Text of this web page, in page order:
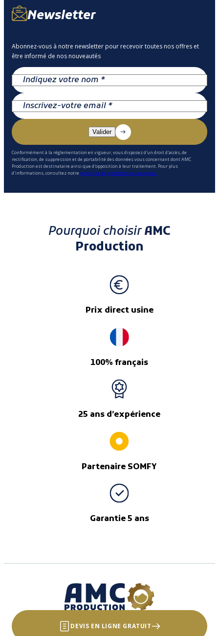
Newsletter
Abonnez-vous à notre newsletter pour recevoir toutes nos offres et
être informé de nos nouveautés
Conformément à la réglementation en vigueur, vous disposez d'un droit d'accès, de
rectification, de suppression et de portabilité des données vous concernant dont AMC
Production est destinataire ainsi que d'opposition à leur traitement. Pour plus
d'informations, consultez notre politique de protection des données.
Pourquoi choisirAMC
Production
Prix direct usine
100% français
25 ans d’expérience
Partenaire SOMFY
Garantie 5 ans
DEVIS EN LIGNE GRATUIT